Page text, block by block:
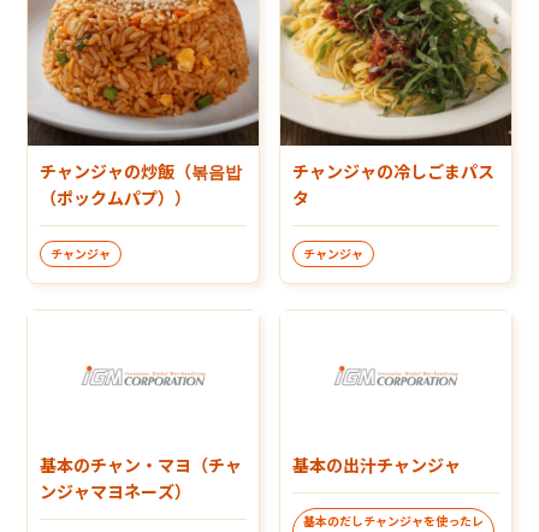
チャンジャの炒飯（볶음밥
（ポックムパプ））
チャンジャ
チャンジャの冷しごまパス
タ
チャンジャ
基本のチャン・マヨ（チャ
ンジャマヨネーズ）
基本の出汁チャンジャ
基本のだしチャンジャを使ったレ